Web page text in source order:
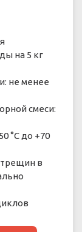
на 5 кг
не менее
смеси:
°C до +70
трещин в